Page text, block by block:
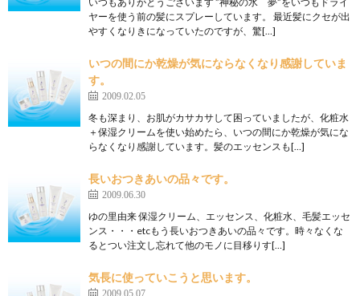
ヤーを使う前の髪にスプレーしています。 最近髪にクセが出
やすくなりきになっていたのですが、驚[…]
いつの間にか乾燥が気にならなくなり感謝していま
す。
2009.02.05
冬も深まり、お肌がカサカサして困っていましたが、化粧水
＋保湿クリームを使い始めたら、いつの間にか乾燥が気にな
らなくなり感謝しています。髪のエッセンスも[…]
長いおつきあいの品々です。
2009.06.30
ゆの里由来 保湿クリーム、エッセンス、化粧水、毛髪エッセ
ンス・・・etcもう長いおつきあいの品々です。時々なくな
るとつい注文し忘れて他のモノに目移りす[…]
気長に使っていこうと思います。
2009.05.07